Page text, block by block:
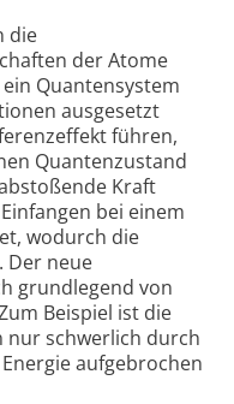
die
der Atome
Quantensystem
ausgesetzt
führen,
Quantenzustand
Kraft
bei einem
wodurch die
Der neue
grundlegend von
Beispiel ist die
nur schwerlich durch
aufgebrochen